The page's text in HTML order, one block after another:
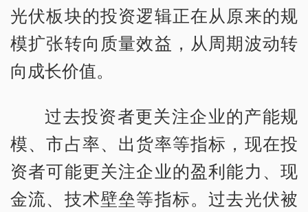
光伏板块的投资逻辑正在从原来的规
模扩张转向质量效益，从周期波动转
向成长价值。
过去投资者更关注企业的产能规
模、市占率、出货率等指标，现在投
资者可能更关注企业的盈利能力、现
金流、技术壁垒等指标。过去光伏被